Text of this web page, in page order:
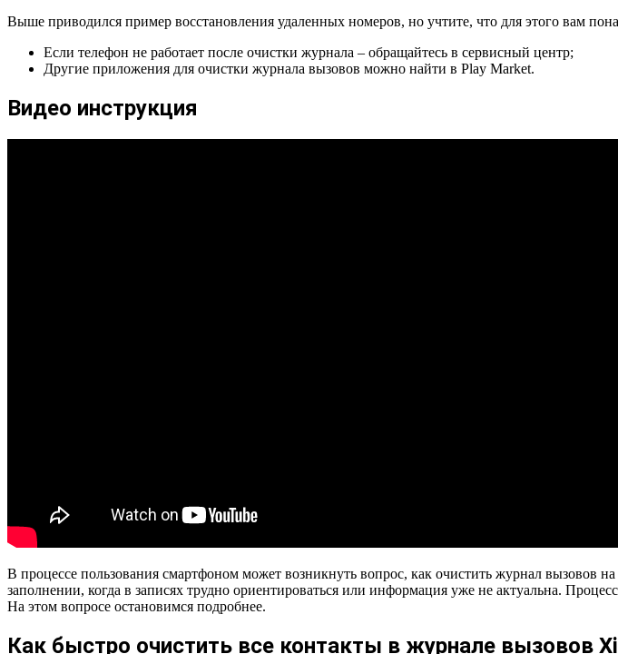
Выше приводился пример восстановления удаленных номеров, но учтите, что для этого вам
Если телефон не работает после очистки журнала – обращайтесь в сервисный центр;
Другие приложения для очистки журнала вызовов можно найти в Play Market.
Видео инструкция
В процессе пользования смартфоном может возникнуть вопрос, как очистить журнал вызовов
заполнении, когда в записях трудно ориентироваться или информация уже не актуальна.
На этом вопросе остановимся подробнее.
Как быстро очистить все контакты в журнале вызовов